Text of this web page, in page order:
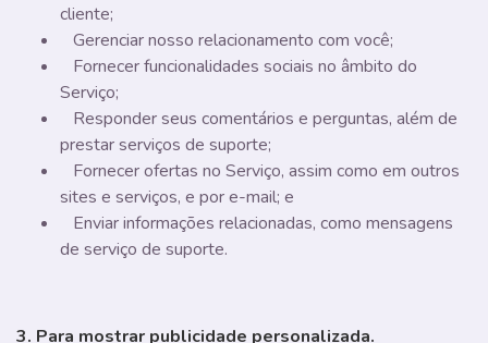
cliente;
Gerenciar nosso relacionamento com você;
Fornecer funcionalidades sociais no âmbito do
Serviço;
Responder seus comentários e perguntas, além de
prestar serviços de suporte;
Fornecer ofertas no Serviço, assim como em outros
sites e serviços, e por e-mail; e
Enviar informações relacionadas, como mensagens
de serviço de suporte.
3. Para mostrar publicidade personalizada.